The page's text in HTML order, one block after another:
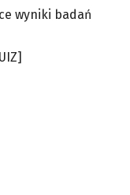
wyniki badań